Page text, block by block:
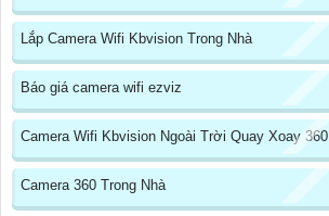
Lắp Camera Wifi Kbvision Trong Nhà
Báo giá camera wifi ezviz
Camera Wifi Kbvision Ngoài Trời Quay Xoay 360
Camera 360 Trong Nhà